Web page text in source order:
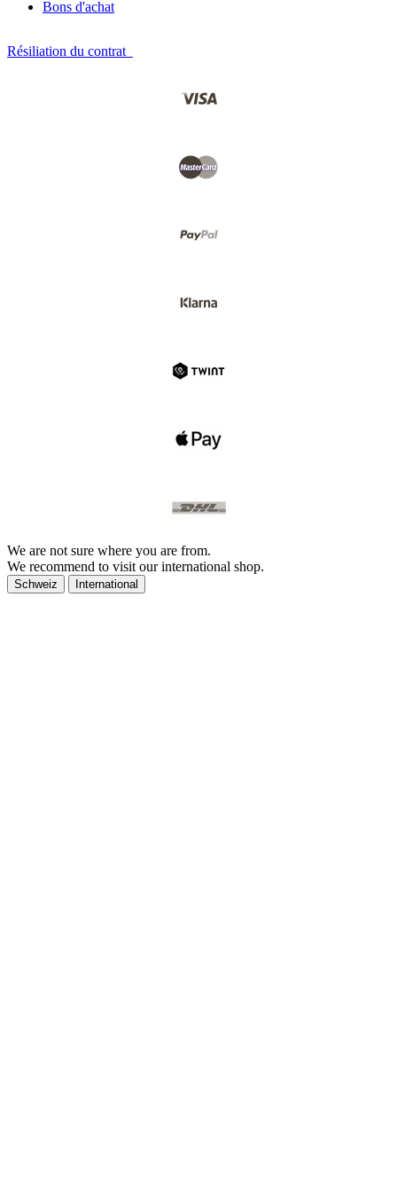
Bons d'achat
Résiliation du contrat
We are not sure where you are from.
We recommend to visit our international shop.
Schweiz International